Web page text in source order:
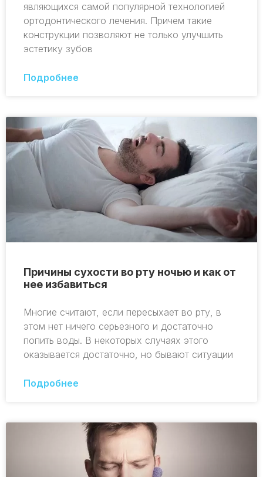
являющихся самой популярной технологией
ортодонтического лечения. Причем такие
конструкции позволяют не только улучшить
эстетику зубов
Подробнее
Причины сухости во рту ночью и как от
нее избавиться
Многие считают, если пересыхает во рту, в
этом нет ничего серьезного и достаточно
попить воды. В некоторых случаях этого
оказывается достаточно, но бывают ситуации
Подробнее